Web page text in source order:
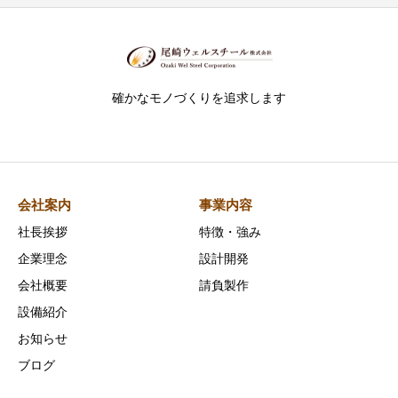
確かなモノづくりを追求します
会社案内
社長挨拶
企業理念
会社概要
設備紹介
お知らせ
ブログ
事業内容
特徴・強み
設計開発
請負製作